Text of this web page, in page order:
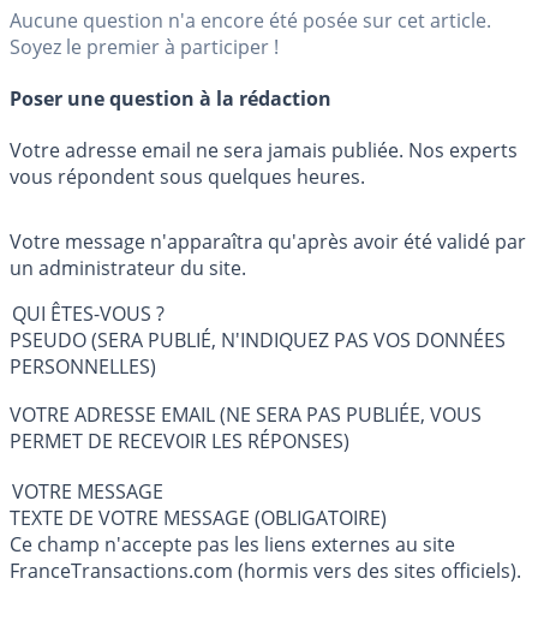
Aucune question n'a encore été posée sur cet article.
Soyez le premier à participer !
Poser une question à la rédaction
Votre adresse email ne sera jamais publiée. Nos experts
vous répondent sous quelques heures.
Votre message n'apparaîtra qu'après avoir été validé par
un administrateur du site.
QUI ÊTES-VOUS ?
PSEUDO (SERA PUBLIÉ, N'INDIQUEZ PAS VOS DONNÉES
PERSONNELLES)
VOTRE ADRESSE EMAIL (NE SERA PAS PUBLIÉE, VOUS
PERMET DE RECEVOIR LES RÉPONSES)
VOTRE MESSAGE
TEXTE DE VOTRE MESSAGE (OBLIGATOIRE)
Ce champ n'accepte pas les liens externes au site
FranceTransactions.com (hormis vers des sites officiels).